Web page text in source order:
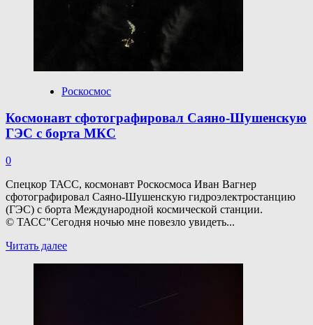
время
за пролетающей
Москвой
Роскосмос
Космонавт сфотографировал Саяно-Шушенскую
ГЭС с борта МКС
0
Спецкор ТАСС, космонавт Роскосмоса Иван Вагнер
сфотографировал Саяно-Шушенскую гидроэлектростанцию
(ГЭС) с борта Международной космической станции.
© ТАСС"Сегодня ночью мне повезло увидеть...
Читать далееПрочитать